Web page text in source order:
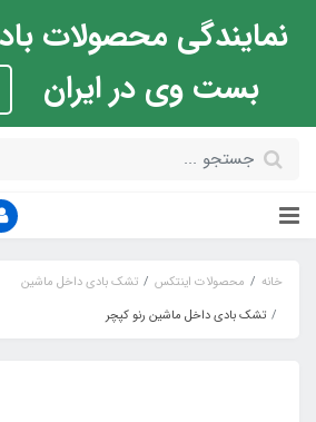
نمایندگی محصولات
بست وی در ایران
خانه محصولات اینتکس
تشک بادی داخل ماشین
تشک بادی داخل ماشین رنو کپچر